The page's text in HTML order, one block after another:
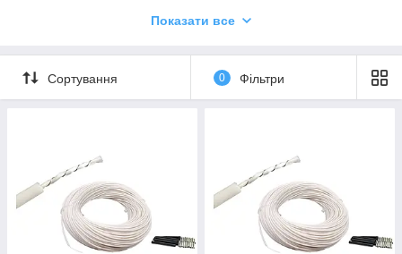
вішалці для рушникосушки електричного нагріву,
нефритовий матрац, медичне та медичне обладнання,
пристрій для видалення морозу і т.д.
Показати все
Сортування 0 Фільтри